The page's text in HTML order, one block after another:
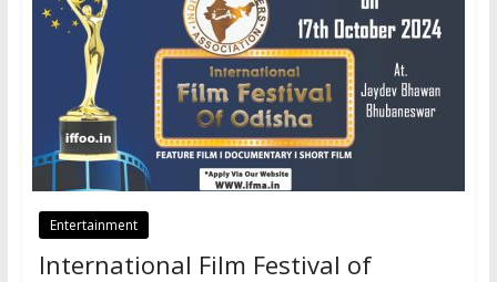
Entertainment
International Film Festival of